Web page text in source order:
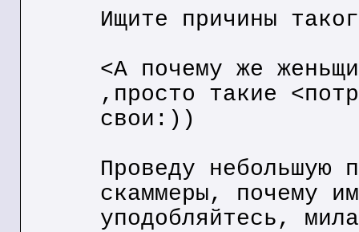
Ищите причины
<А почему же
,просто такие
свои:))
Проведу небольшую
скаммеры, почему
уподобляйтесь,